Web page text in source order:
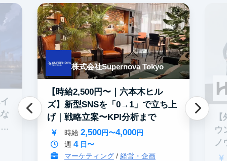
株式会社Supernova Tokyo
【時給2,500円〜｜六本木ヒル
ズ】新型SNSを「0→1」で立ち上
げ｜戦略立案〜KPI分析まで
時給 2,500円〜4,000円
週 4日〜
マーケティング/ 経営・企画
ウ
ノ